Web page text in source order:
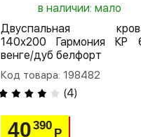
в наличии: мало
Двуспальная
140х200 Гармония КР
венге/дуб белфорт
Код товара: 198482
(4)
40390
Р